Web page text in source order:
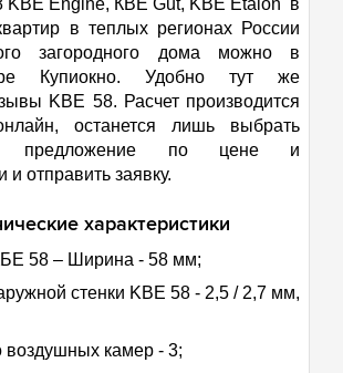
KBE Engine, КВЕ Gut, KBE Etalon в
в теплых регионах России
загородного дома можно в
Купиокно. Удобно тут же
KBE 58. Расчет производится
останется лишь выбрать
предложение по цене и
и отправить заявку.
характеристики
58 – Ширина - 58 мм;
стенки KBE 58 - 2,5 / 2,7 мм,
воздушных камер - 3;